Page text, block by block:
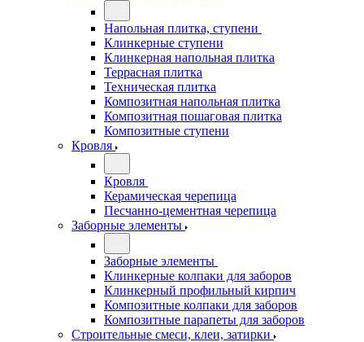
Напольная плитка, ступени
Клинкерные ступени
Клинкерная напольная плитка
Террасная плитка
Техническая плитка
Композитная напольная плитка
Композитная пошаговая плитка
Композитные ступени
Кровля
Кровля
Керамическая черепица
Песчанно-цементная черепица
Заборные элементы
Заборные элементы
Клинкерные колпаки для заборов
Клинкерный профильный кирпич
Композитные колпаки для заборов
Композитные парапеты для заборов
Строительные смеси, клеи, затирки